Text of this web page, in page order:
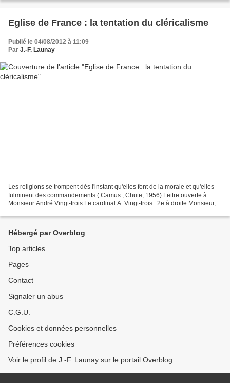
Eglise de France : la tentation du cléricalisme
Publié le 04/08/2012 à 11:09
Par J.-F. Launay
Les religions se trompent dès l'instant qu'elles font de la morale et qu'elles
fulminent des commandements ( Camus , Chute, 1956) Lettre ouverte à
Monsieur André Vingt-trois Le cardinal A. Vingt-trois : 2e à droite Monsieur,
Hébergé par Overblog
Top articles
Pages
Contact
Signaler un abus
C.G.U.
Cookies et données personnelles
Préférences cookies
Voir le profil de J.-F. Launay sur le portail Overblog